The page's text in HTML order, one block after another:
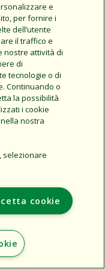
Share this document
Copy URL
All rights reserved.
e
per fornire i
dell’utente
il traffico e
nostre attività di
di
tecnologie o di
Continuando o
la possibilità
i cookie
nostra
selezionare
cookie